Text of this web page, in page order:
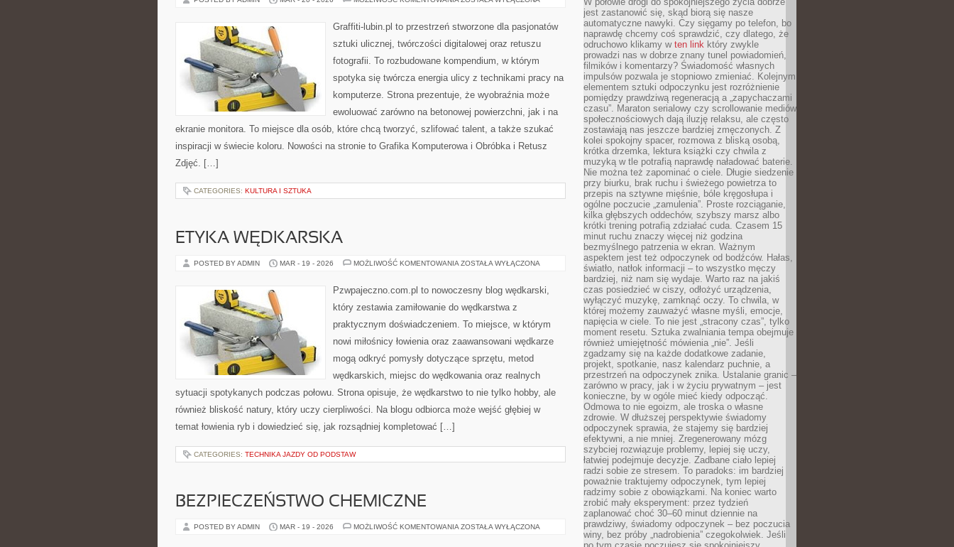
FOTOGRAFII
Graffiti-lubin.pl to przestrzeń stworzone dla pasjonatów
sztuki ulicznej, twórczości digitalowej oraz retuszu
fotografii. To rozbudowane kompendium, w którym
spotyka się twórcza energia ulicy z technikami pracy na
komputerze. Strona prezentuje, że wyobraźnia może
ewoluować zarówno na betonowej powierzchni, jak i na
ekranie monitora. To miejsce dla osób, które chcą tworzyć, szlifować talent, a także szukać
inspiracji w świecie koloru. Nowości na stronie to Grafika Komputerowa i Obróbka i Retusz
Zdjęć. […]
CATEGORIES: KULTURA I SZTUKA
ETYKA WĘDKARSKA
POSTED BY ADMIN MAR - 19 - 2026 MOŻLIWOŚĆ KOMENTOWANIA ETYKA
ZOSTAŁA WYŁĄCZONA
Pzwpajeczno.com.pl to nowoczesny blog wędkarski,
który zestawia zamiłowanie do wędkarstwa z
praktycznym doświadczeniem. To miejsce, w którym
nowi miłośnicy łowienia oraz zaawansowani wędkarze
mogą odkryć pomysły dotyczące sprzętu, metod
wędkarskich, miejsc do wędkowania oraz realnych
sytuacji spotykanych podczas połowu. Strona opisuje, że wędkarstwo to nie tylko hobby, ale
również bliskość natury, który uczy cierpliwości. Na blogu odbiorca może wejść głębiej w
temat łowienia ryb i dowiedzieć się, jak rozsądniej kompletować […]
CATEGORIES: TECHNIKA JAZDY OD PODSTAW
BEZPIECZEŃSTWO CHEMICZNE
POSTED BY ADMIN MAR - 19 - 2026 MOŻLIWOŚĆ KOMENTOWANIA BEZPIECZEŃSTWO
ZOSTAŁA WYŁĄCZONA
jest zastanowić się, skąd biorą się nasze
automatyczne nawyki. Czy sięgamy po telefon, bo
naprawdę chcemy coś sprawdzić, czy dlatego, że
odruchowo klikamy w ten link który zwykle
prowadzi nas w dobrze znany tunel powiadomień,
filmików i komentarzy? Świadomość własnych
impulsów pozwala je stopniowo zmieniać. Kolejnym
elementem sztuki odpoczynku jest rozróżnienie
pomiędzy prawdziwą regeneracją a „zapychaczami
czasu”. Maraton serialowy czy scrollowanie mediów
społecznościowych dają iluzję relaksu, ale często
zostawiają nas jeszcze bardziej zmęczonych. Z
kolei spokojny spacer, rozmowa z bliską osobą,
krótka drzemka, lektura książki czy chwila z
muzyką w tle potrafią naprawdę naładować baterie.
Nie można też zapominać o ciele. Długie siedzenie
przy biurku, brak ruchu i świeżego powietrza to
przepis na sztywne mięśnie, bóle kręgosłupa i
ogólne poczucie „zamulenia”. Proste rozciąganie,
kilka głębszych oddechów, szybszy marsz albo
krótki trening potrafią zdziałać cuda. Czasem 15
minut ruchu znaczy więcej niż godzina
bezmyślnego patrzenia w ekran. Ważnym
aspektem jest też odpoczynek od bodźców. Hałas,
światło, natłok informacji – to wszystko męczy
bardziej, niż nam się wydaje. Warto raz na jakiś
czas posiedzieć w ciszy, odłożyć urządzenia,
wyłączyć muzykę, zamknąć oczy. To chwila, w
której możemy zauważyć własne myśli, emocje,
napięcia w ciele. To nie jest „stracony czas”, tylko
moment resetu. Sztuka zwalniania tempa obejmuje
również umiejętność mówienia „nie”. Jeśli
zgadzamy się na każde dodatkowe zadanie,
projekt, spotkanie, nasz kalendarz puchnie, a
przestrzeń na odpoczynek znika. Ustalanie granic –
zarówno w pracy, jak i w życiu prywatnym – jest
konieczne, by w ogóle mieć kiedy odpocząć.
Odmowa to nie egoizm, ale troska o własne
zdrowie. W dłuższej perspektywie świadomy
odpoczynek sprawia, że stajemy się bardziej
efektywni, a nie mniej. Zregenerowany mózg
szybciej rozwiązuje problemy, lepiej się uczy,
łatwiej podejmuje decyzje. Zadbane ciało lepiej
radzi sobie ze stresem. To paradoks: im bardziej
poważnie traktujemy odpoczynek, tym lepiej
radzimy sobie z obowiązkami. Na koniec warto
zrobić mały eksperyment: przez tydzień
zaplanować choć 30–60 minut dziennie na
prawdziwy, świadomy odpoczynek – bez poczucia
winy, bez próby „nadrobienia” czegokolwiek. Jeśli